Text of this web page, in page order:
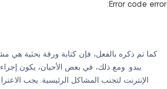
Error code error:
كما تم ذكره بالفعل، فإن كتابة ورقة بحثية
يبدو. ومع ذلك، في بعض الأحيان، يكون
الإنترنت لتجنب المشاكل الرئيسية. يجب